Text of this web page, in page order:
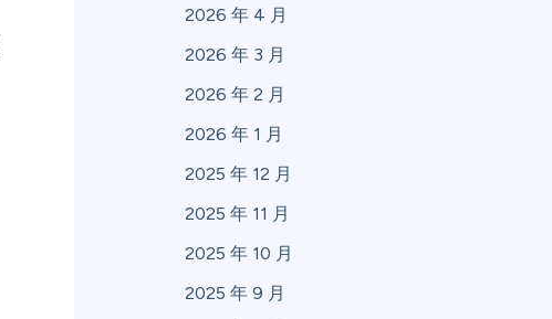
2026 年 4 月
2026 年 3 月
2026 年 2 月
2026 年 1 月
2025 年 12 月
2025 年 11 月
2025 年 10 月
2025 年 9 月